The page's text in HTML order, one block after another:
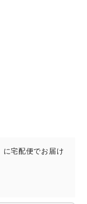
に宅配便でお届け